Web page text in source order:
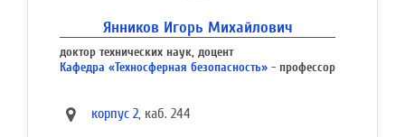
Янников Игорь Михайлович
доктор технических наук, доцент
Кафедра «Техносферная безопасность» - профессор
корпус 2, каб. 244